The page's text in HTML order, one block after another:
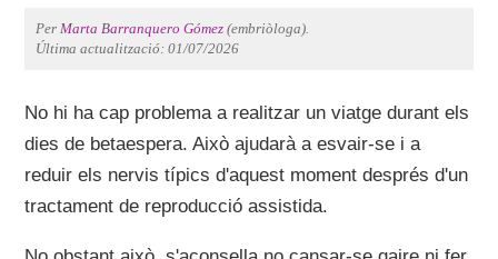
PerMarta Barranquero Gómez (embriòloga).
Última actualització: 01/07/2026
No hi ha cap problema a realitzar un viatge durant els
dies de betaespera. Això ajudarà a esvair-se i a
reduir els nervis típics d'aquest moment després d'un
tractament de reproducció assistida.